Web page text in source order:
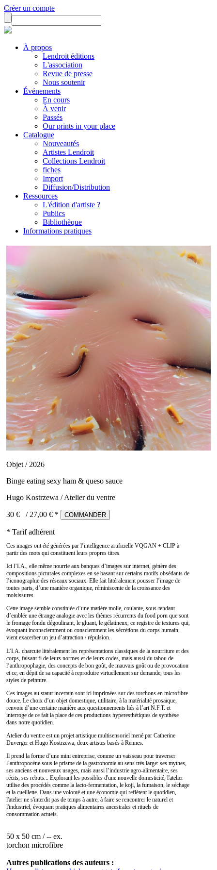
Créer un compte
À propos
Lendroit éditions
L'association
Revue de presse
Nous soutenir
Événements
En cours
À venir
Passés
Our prints in your place
Catalogue
Nouveautés
Artistes Lendroit
Collections Lendroit
fiches
Import
Diffusion/Distribution
Ressources
L'édition d'artiste ?
Publics
Bibliothèque
Informations pratiques
Objet / 2026
Binge eating sexy ham & queso sauce
Hugo Kostrzewa / Atelier du ventre
30 € / 27,00 € * COMMANDER
* Tarif adhérent
Ces images ont été générées par l’intelligence artificielle VQGAN + CLIP à
partir des mots qui constituent leurs propres titres.
Ici l’I.A., elle même nourrie aux banques d’images sur internet, génère des
compositions picturales complexes en se basant sur certains motifs obsédants de
l’iconographie des réseaux sociaux. Elle fait littéralement pousser l’image de
toutes parts, d’une manière organique, réminiscente de la croissance des
moisissures.
Cette image semble constituée d’une matière molle, coulante, sous-tendant
d’emblée une étrange analogie avec les thèmes récurrents du food porn que sont
le fromage fondu dégoulinant, le gluant, le gélatineux, ce registre de textures qui,
évoquant inconsciemment ou consciemment les sécrétions du corps humain,
vient exacerber un jeu d’attraction / répulsion.
L’I.A. charcute littéralement les représentations classiques de la nourriture et des
corps, faisant fi de leurs normes et de leurs codes, mais aussi du tabou de
l’anthropophagie, des concepts de bon goût, de mauvais goût ou de provocation
et ce, en dépit de sa capacité à reproduire virtuellement sur demande, tous les
styles de peinture.
Ces images au statut incertain sont ici imprimées sur des torchons en microfibre
douce. Le choix d’un objet domestique, utilitaire, à la matérialité prosaïque,
renvoie d’une certaine manière aux questionnements liés à l’art N.F.T. et
interroge de ce fait la place de ces productions hyperesthétiques de synthèse
dans notre quotidien.
Atelier du ventre est un projet artistique multisensoriel mené par Catherine
Duverger et Hugo Kostrzewa, deux artistes basés à Rennes.
Il prend la forme d’une mini entreprise, comme un vaisseau pour traverser
l’anthropocène sous le prisme de la gastronomie au sens très large: ses mythes,
ses anciens et nouveaux usages, mais aussi l’industrie agro-alimentaire, ses
récits, ses rebuts... Explorant les possibles d'une nouvelle domesticité, l'atelier
utilise des procédés comme la lacto-fermentation, le koji, la fumaison, le séchage
et la cueillette. Dans une volonté et une économie qui reflètent le quotidien,
l'atelier ne s'interdit pas de temps à autre, à faire se rencontrer le naturel et
l'industriel, évoquant pratiques alimentaires ancestrales et rituels de
consommation actuels.
50 x 50 cm / -- ex.
torchon microfibre
Autres publications des auteurs :